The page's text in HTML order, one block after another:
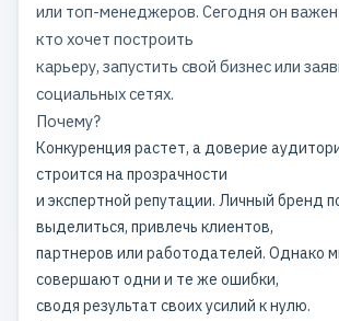
или топ-менеджеров. Сегодня он
кто хочет построить
карьеру, запустить свой бизнес или
социальных сетях.
Почему?
Конкуренция растет, а доверие
строится на прозрачности
и экспертной репутации. Личный бренд
выделиться, привлечь клиентов,
партнеров или работодателей. Однако
совершают одни и те же ошибки,
сводя результат своих усилий к нулю.